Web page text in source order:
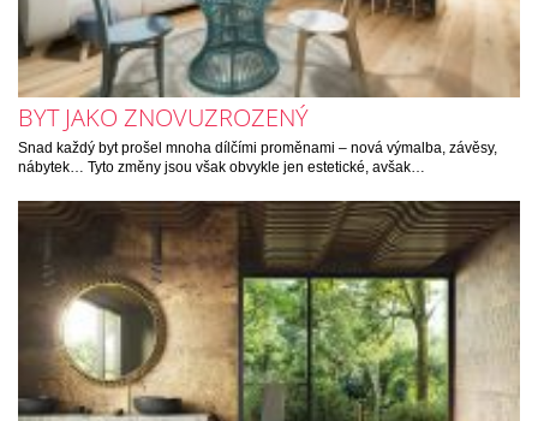
BYT JAKO ZNOVUZROZENÝ
Snad každý byt prošel mnoha dílčími proměnami – nová výmalba, závěsy,
nábytek… Tyto změny jsou však obvykle jen estetické, avšak…